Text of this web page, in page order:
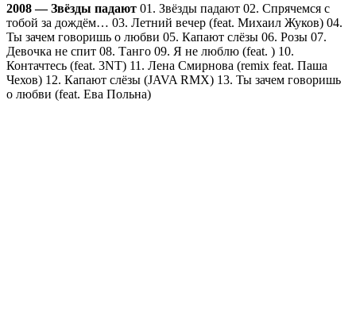
2008 — Звёзды падают 01. Звёзды падают 02. Спрячемся с
тобой за дождём… 03. Летний вечер (feat. Михаил Жуков) 04.
Ты зачем говоришь о любви 05. Капают слёзы 06. Розы 07.
Девочка не спит 08. Танго 09. Я не люблю (feat. ) 10.
Контачтесь (feat. 3NT) 11. Лена Смирнова (remix feat. Паша
Чехов) 12. Капают слёзы (JAVA RMX) 13. Ты зачем говоришь
о любви (feat. Ева Польна)